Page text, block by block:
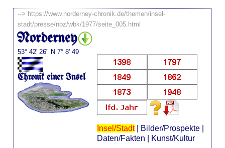
--> https://www.norderney-chronik.de/themen/insel-
stadt/presse/nbz/wbk/1977/seite_005.html
Norderney
53° 42' 26" N 7° 8' 49
Chronik einer Insel
Insel/Stadt| Bilder/Prospekte|
Daten/Fakten
Kunst/Kultur